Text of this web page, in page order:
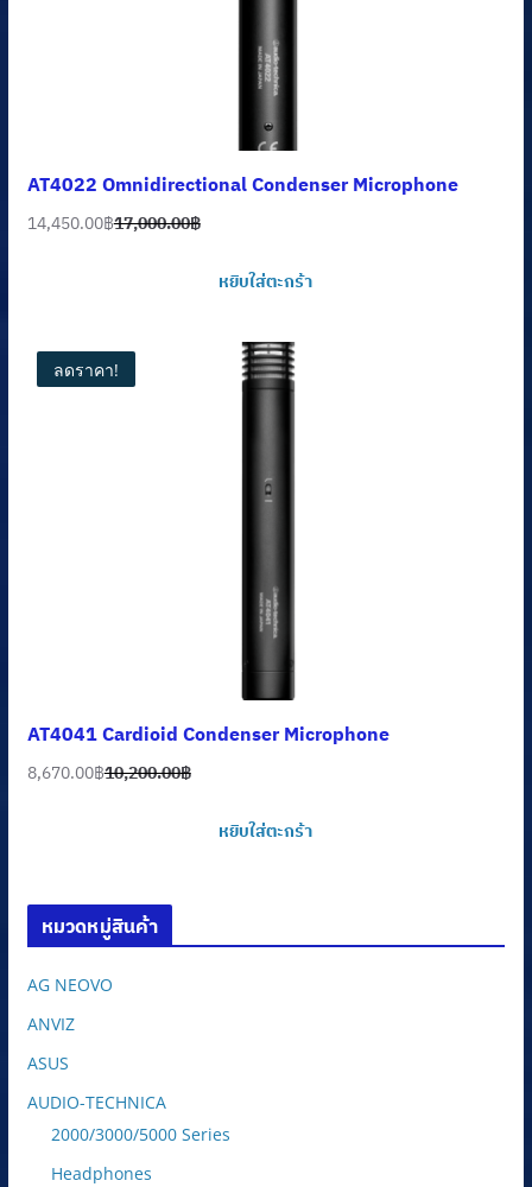
AT4022 Omnidirectional Condenser Microphone
17,000.00฿
Original
14,450.00฿
Current
หยิบใส่ตะกร้า
ลดราคา!
AT4041 Cardioid Condenser Microphone
10,200.00฿
Original
8,670.00฿
Current
หยิบใส่ตะกร้า
หมวดหมู่สินค้า
AG NEOVO
ANVIZ
ASUS
AUDIO-TECHNICA
2000/3000/5000 Series
Headphones